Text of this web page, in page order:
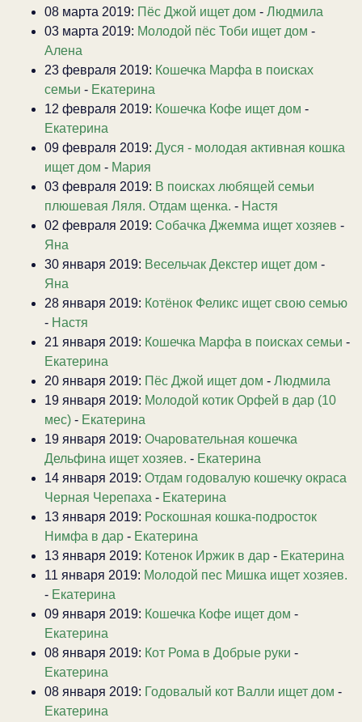
08 марта 2019: Пёс Джой ищет дом - Людмила
03 марта 2019: Молодой пёс Тоби ищет дом -
Алена
23 февраля 2019: Кошечка Марфа в поисках
семьи - Екатерина
12 февраля 2019: Кошечка Кофе ищет дом -
Екатерина
09 февраля 2019: Дуся - молодая активная кошка
ищет дом - Мария
03 февраля 2019: В поисках любящей семьи
плюшевая Ляля. Отдам щенка. - Настя
02 февраля 2019: Собачка Джемма ищет хозяев -
Яна
30 января 2019: Весельчак Декстер ищет дом -
Яна
28 января 2019: Котёнок Феликс ищет свою семью
- Настя
21 января 2019: Кошечка Марфа в поисках семьи -
Екатерина
20 января 2019: Пёс Джой ищет дом - Людмила
19 января 2019: Молодой котик Орфей в дар (10
мес) - Екатерина
19 января 2019: Очаровательная кошечка
Дельфина ищет хозяев. - Екатерина
14 января 2019: Отдам годовалую кошечку окраса
Черная Черепаха - Екатерина
13 января 2019: Роскошная кошка-подросток
Нимфа в дар - Екатерина
13 января 2019: Котенок Иржик в дар - Екатерина
11 января 2019: Молодой пес Мишка ищет хозяев.
- Екатерина
09 января 2019: Кошечка Кофе ищет дом -
Екатерина
08 января 2019: Кот Рома в Добрые руки -
Екатерина
08 января 2019: Годовалый кот Валли ищет дом -
Екатерина